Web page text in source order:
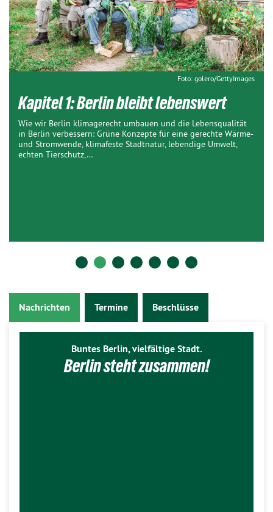
Foto: golero/GettyImages
Kapitel 1: Berlin bleibt lebenswert
Wie wir Berlin klimagerecht umbauen und die Lebensqualität
in Berlin verbessern: Grüne Konzepte für eine gerechte Wärme-
und Stromwende, klimafeste Stadtnatur, lebendige Umwelt,
echten Tierschutz,…
Nachrichten Termine Beschlüsse
Buntes Berlin, vielfältige Stadt.
Berlin steht zusammen!